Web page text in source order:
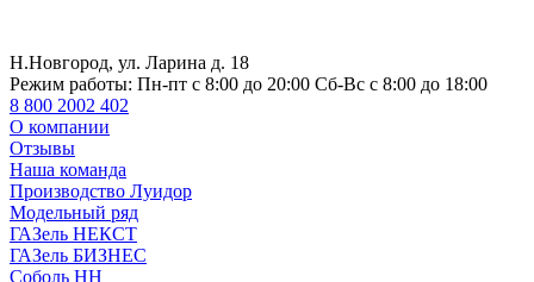
Н.Новгород, ул. Ларина д. 18
Режим работы: Пн-пт с 8:00 до 20:00 Сб-Вс с 8:00 до 18:00
8 800 2002 402
О компании
Отзывы
Наша команда
Производство Луидор
Модельный ряд
ГАЗель НЕКСТ
ГАЗель БИЗНЕС
Соболь НН